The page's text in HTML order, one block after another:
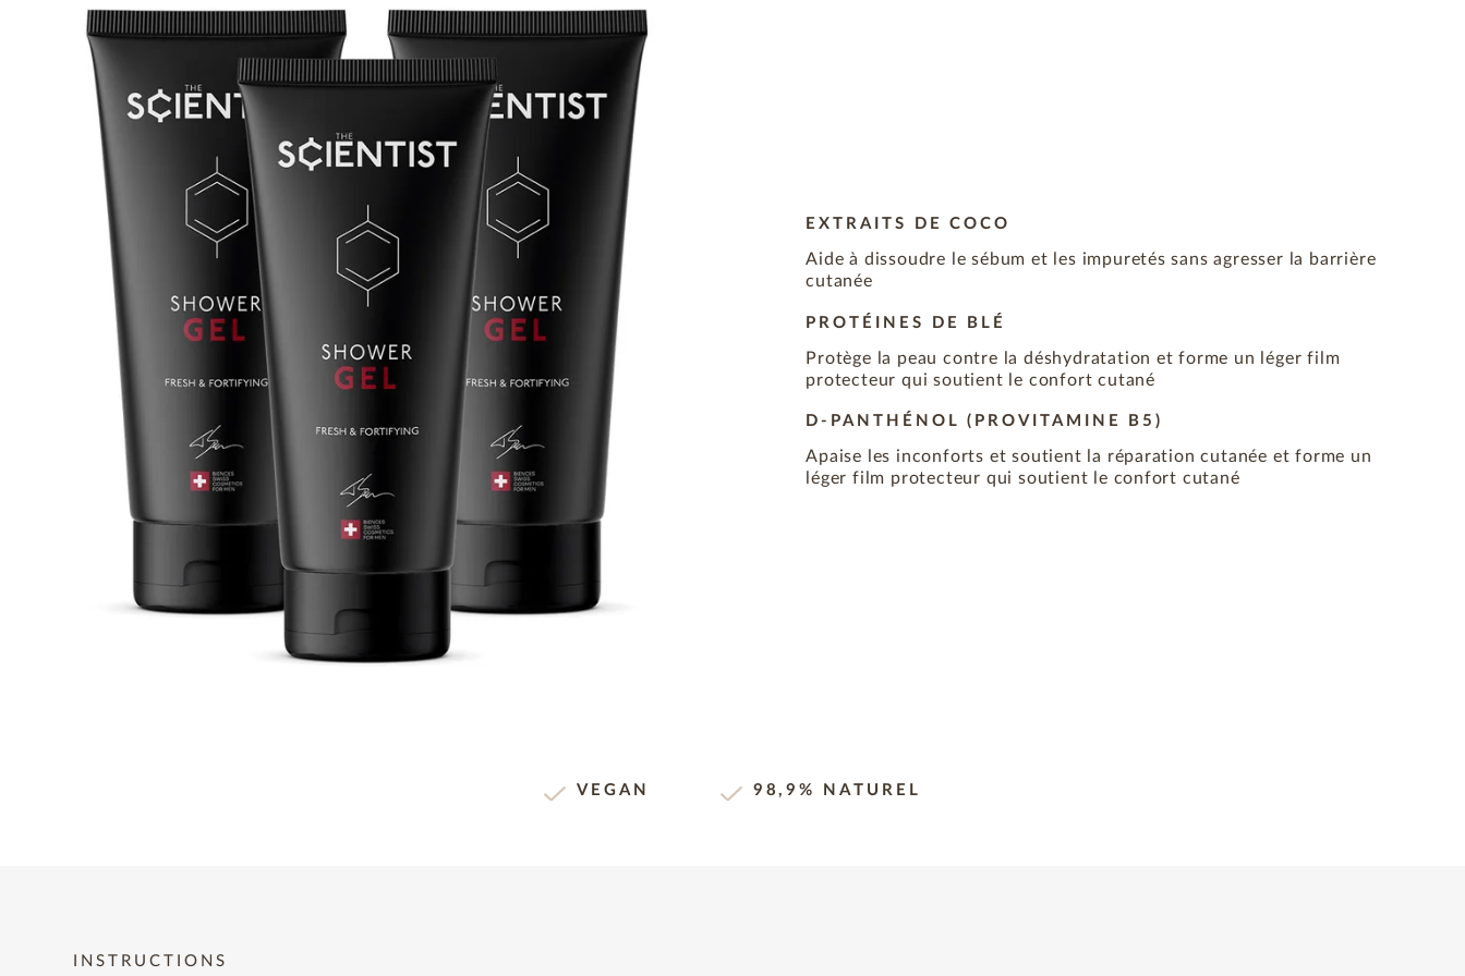
EXTRAITS DE COCO
Aide à dissoudre le sébum et les impuretés sans agresser la barrière
cutanée
PROTÉINES DE BLÉ
Protège la peau contre la déshydratation et forme un léger film
protecteur qui soutient le confort cutané
D-PANTHÉNOL (PROVITAMINE B5)
Apaise les inconforts et soutient la réparation cutanée et forme un
léger film protecteur qui soutient le confort cutané
VEGAN 98,9% NATUREL
INSTRUCTIONS